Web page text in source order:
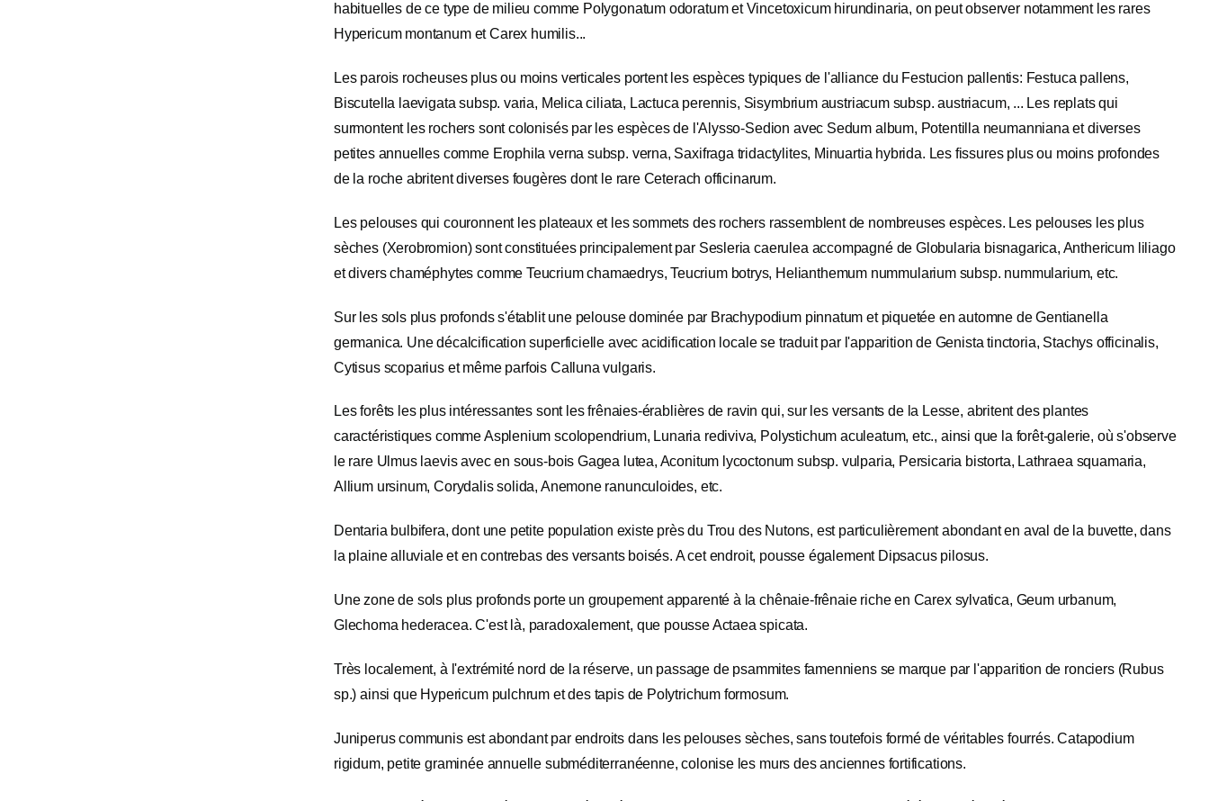
habituelles de ce type de milieu comme Polygonatum odoratum et Vincetoxicum hirundinaria, on peut observer notamment les rares
Hypericum montanum et Carex humilis...
Les parois rocheuses plus ou moins verticales portent les espèces typiques de l'alliance du Festucion pallentis: Festuca pallens,
Biscutella laevigata subsp. varia, Melica ciliata, Lactuca perennis, Sisymbrium austriacum subsp. austriacum, ... Les replats qui
surmontent les rochers sont colonisés par les espèces de l'Alysso-Sedion avec Sedum album, Potentilla neumanniana et diverses
petites annuelles comme Erophila verna subsp. verna, Saxifraga tridactylites, Minuartia hybrida. Les fissures plus ou moins profondes
de la roche abritent diverses fougères dont le rare Ceterach officinarum.
Les pelouses qui couronnent les plateaux et les sommets des rochers rassemblent de nombreuses espèces. Les pelouses les plus
sèches (Xerobromion) sont constituées principalement par Sesleria caerulea accompagné de Globularia bisnagarica, Anthericum liliago
et divers chaméphytes comme Teucrium chamaedrys, Teucrium botrys, Helianthemum nummularium subsp. nummularium, etc.
Sur les sols plus profonds s'établit une pelouse dominée par Brachypodium pinnatum et piquetée en automne de Gentianella
germanica. Une décalcification superficielle avec acidification locale se traduit par l'apparition de Genista tinctoria, Stachys officinalis,
Cytisus scoparius et même parfois Calluna vulgaris.
Les forêts les plus intéressantes sont les frênaies-érablières de ravin qui, sur les versants de la Lesse, abritent des plantes
caractéristiques comme Asplenium scolopendrium, Lunaria rediviva, Polystichum aculeatum, etc., ainsi que la forêt-galerie, où s'observe
le rare Ulmus laevis avec en sous-bois Gagea lutea, Aconitum lycoctonum subsp. vulparia, Persicaria bistorta, Lathraea squamaria,
Allium ursinum, Corydalis solida, Anemone ranunculoides, etc.
Dentaria bulbifera, dont une petite population existe près du Trou des Nutons, est particulièrement abondant en aval de la buvette, dans
la plaine alluviale et en contrebas des versants boisés. A cet endroit, pousse également Dipsacus pilosus.
Une zone de sols plus profonds porte un groupement apparenté à la chênaie-frênaie riche en Carex sylvatica, Geum urbanum,
Glechoma hederacea. C'est là, paradoxalement, que pousse Actaea spicata.
Très localement, à l'extrémité nord de la réserve, un passage de psammites famenniens se marque par l'apparition de ronciers (Rubus
sp.) ainsi que Hypericum pulchrum et des tapis de Polytrichum formosum.
Juniperus communis est abondant par endroits dans les pelouses sèches, sans toutefois formé de véritables fourrés. Catapodium
rigidum, petite graminée annuelle subméditerranéenne, colonise les murs des anciennes fortifications.